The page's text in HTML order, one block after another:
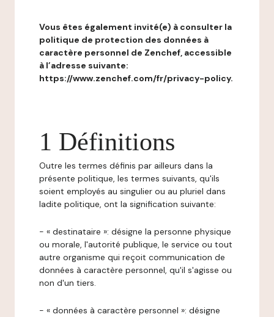
Vous êtes également invité(e) à consulter la
politique de protection des données à
caractère personnel de Zenchef, accessible
à l’adresse suivante:
https://www.zenchef.com/fr/privacy-policy.
1 Définitions
Outre les termes définis par ailleurs dans la
présente politique, les termes suivants, qu'ils
soient employés au singulier ou au pluriel dans
ladite politique, ont la signification suivante:
- « destinataire »: désigne la personne physique
ou morale, l'autorité publique, le service ou tout
autre organisme qui reçoit communication de
données à caractère personnel, qu'il s'agisse ou
non d'un tiers.
- « données à caractère personnel »: désigne